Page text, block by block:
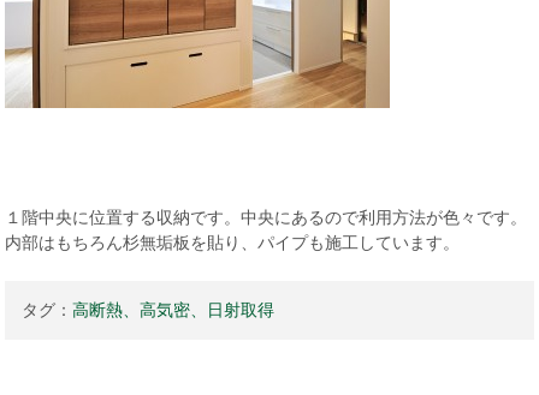
１階中央に位置する収納です。中央にあるので利用方法が色々です。
内部はもちろん杉無垢板を貼り、パイプも施工しています。
タグ：高断熱、高気密、日射取得